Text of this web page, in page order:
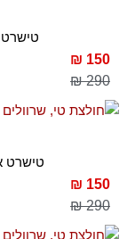
טישרט
150 ₪
290 ₪
טישרט
150 ₪
290 ₪